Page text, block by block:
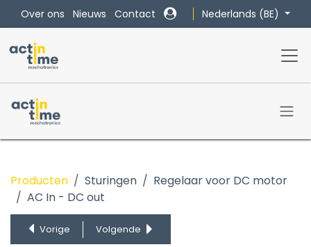
Overslaan naar inhoud
Over ons Nieuws Contact Nederlands (BE)
EM DC Series
AC In - DC out
C2 Series
Producten Sturingen
Regelaar voor DC motor
AC In - DC out
Vorige Volgende